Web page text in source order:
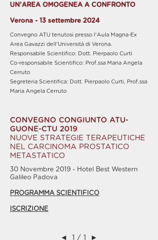
UN'AREA OMOGENEA A CONFRONTO
Verona - 13 settembre 2024
Convegno ATU tenutosi presso l'Aula Magna-Ex
Area Gavazzi dell'Università di Verona.
Responsabile Scientifico: Dott. Pierpaolo Curti
Co-responsabile Scientifico: Prof.ssa Maria Angela
Cerruto
Segreteria Scientifica: Dott. Pierpaolo Curti, Prof.ssa
Maria Angela Cerruto
CONVEGNO CONGIUNTO ATU-
GUONE-CTU 2019
NUOVE STRATEGIE TERAPEUTICHE
NEL CARCINOMA PROSTATICO
METASTATICO
30 Novembre 2019 - Hotel Best Western
Galileo Padova
PROGRAMMA SCIENTIFICO
ISCRIZIONE
◄ 1 / 1 ►